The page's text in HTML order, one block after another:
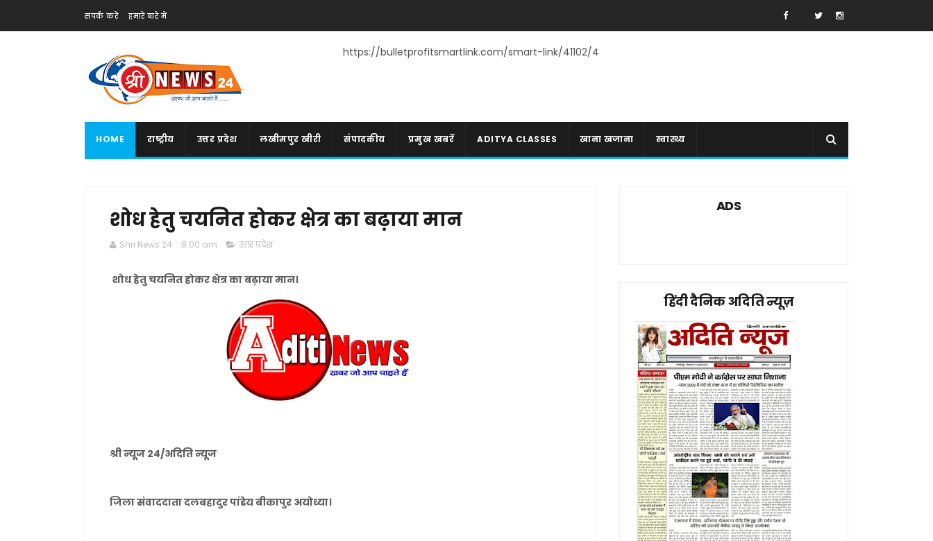
संपर्क करें हमारे बारे में
https://bulletprofitsmartlink.com/smart-link/41102/4
HOME राष्ट्रीय उत्तर प्रदेश लखीमपुर खीरी संपादकीय प्रमुख खबरें ADITYA CLASSES खाना खजाना स्वास्थ्य
शोध हेतु चयनित होकर क्षेत्र का बढ़ाया मान
Shri News 24 8:00 am उत्तर प्रदेश
शोध हेतु चयनित होकर क्षेत्र का बढ़ाया मान।
श्री न्यूज 24/अदिति न्यूज
जिला संवाददाता दलबहादुर पांडेय बीकापुर अयोध्या।
ADS
हिंदी दैनिक अदिति न्यूज़